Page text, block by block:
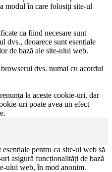
modul în care folosiți site-ul
ca fiind necesare sunt
dvs., deoarece sunt esențiale
de bază ale site-ului web.
dvs. numai cu acordul
la aceste cookie-uri, dar
uri poate avea un efect
pentru ca site-ul web să
asigură funcționalități de bază
ului web, în mod anonim.